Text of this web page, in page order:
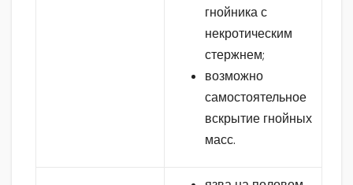
гнойника с
некротическим
стержнем;
возможно
самостоятельное
вскрытие гнойных
масс.